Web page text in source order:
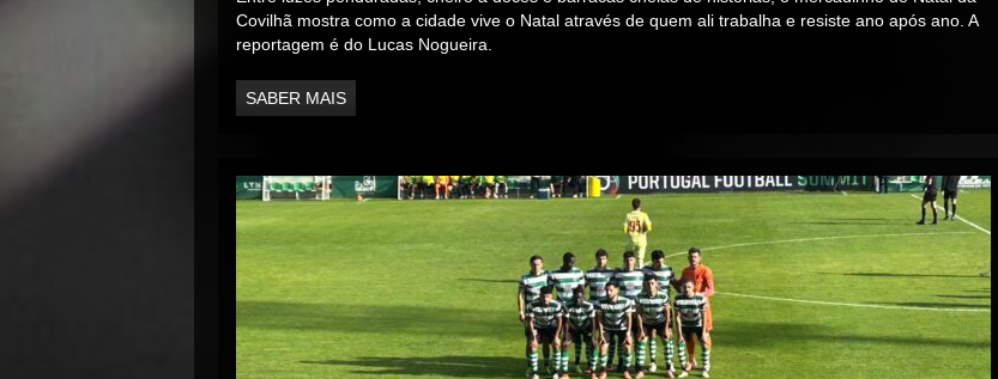
Covilhã mostra como a cidade vive o Natal através de quem ali trabalha e resiste ano após ano. A
reportagem é do Lucas Nogueira.
SABER MAIS